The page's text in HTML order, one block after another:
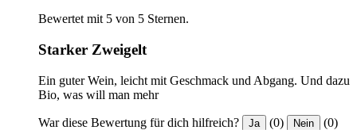
Bewertet mit 5 von 5 Sternen.
Starker Zweigelt
Ein guter Wein, leicht mit Geschmack und Abgang. Und dazu
Bio, was will man mehr
War diese Bewertung für dich hilfreich? Ja (0) Nein (0)